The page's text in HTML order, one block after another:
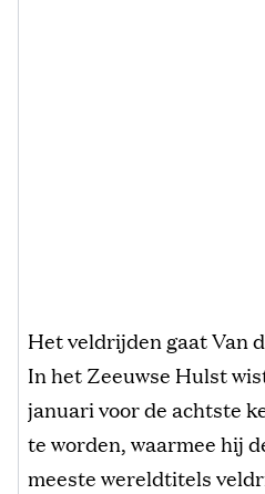
Het veldrijden gaat Van
In het Zeeuwse Hulst
januari voor de achtste
te worden, waarmee hij
meeste wereldtitels